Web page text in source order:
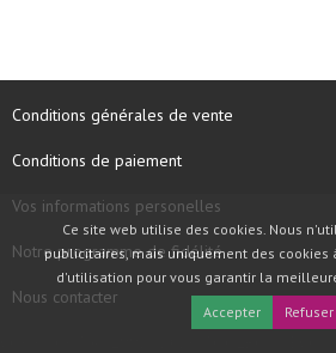
Conditions générales de vente
Conditions de paiement
Vos informations personelles
Notre programme de fidélité
Nous contacter
Ce site web utilise des cookies. Nous
publicitaires, mais uniquement des cookies
d'utilisation pour vous garantir la
Accepter
Refuser